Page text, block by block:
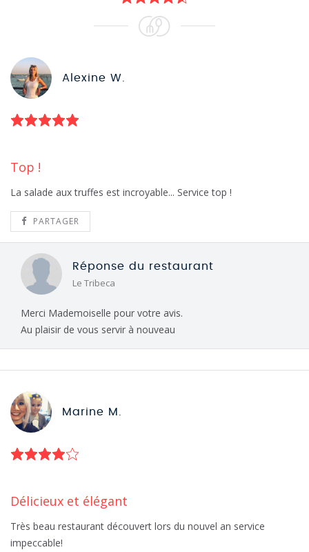
Alexine W.
Top !
La salade aux truffes est incroyable... Service top !
PARTAGER
Réponse du restaurant
Le Tribeca
Merci Mademoiselle pour votre avis.
Au plaisir de vous servir à nouveau
Marine M.
Délicieux et élégant
Très beau restaurant découvert lors du nouvel an service
impeccable!